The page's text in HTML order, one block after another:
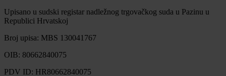
Upisano u sudski registar nadležnog trgovačkog suda u Pazinu u
Republici Hrvatskoj
Broj upisa: MBS 130041767
OIB: 80662840075
PDV ID: HR80662840075